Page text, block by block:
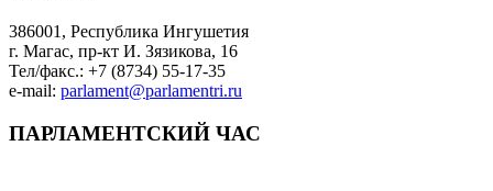
386001, Республика Ингушетия
г. Магас, пр-кт И. Зязикова, 16
Тел/факс.: +7 (8734) 55-17-35
e-mail: parlament@parlamentri.ru
ПАРЛАМЕНТСКИЙ ЧАС